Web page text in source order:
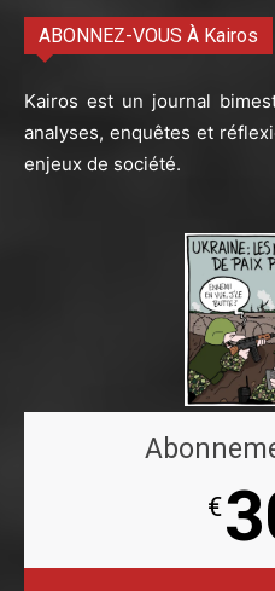
ABONNEZ-VOUS À Kairos
Kairos est un journal
analyses, enquêtes et
enjeux de société.
€